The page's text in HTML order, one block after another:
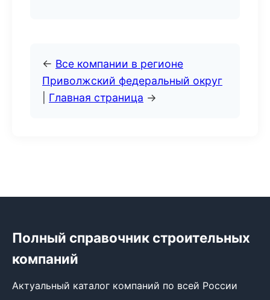
← Все компании в регионе
Приволжский федеральный округ
Главная страница →
Полный справочник строительных
компаний
Актуальный каталог компаний по всей России